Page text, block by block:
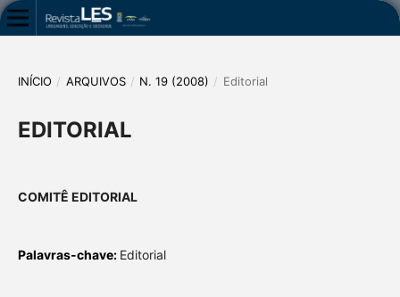
INÍCIO / ARQUIVOS / N. 19 (2008) / Editorial
EDITORIAL
COMITÊ EDITORIAL
Palavras-chave: Editorial